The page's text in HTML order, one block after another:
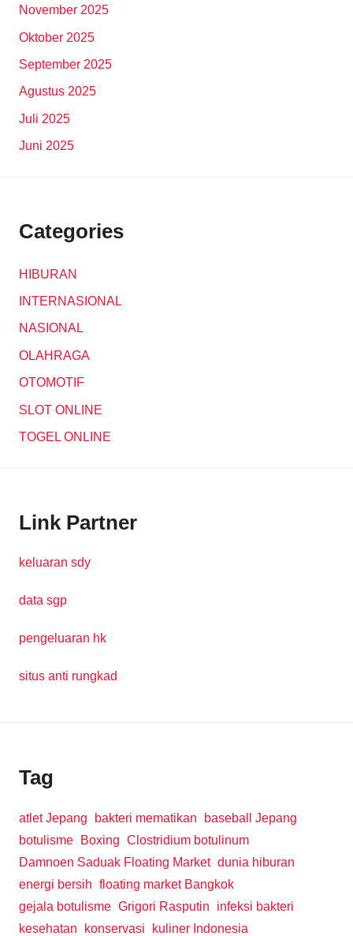
November 2025
Oktober 2025
September 2025
Agustus 2025
Juli 2025
Juni 2025
Categories
HIBURAN
INTERNASIONAL
NASIONAL
OLAHRAGA
OTOMOTIF
SLOT ONLINE
TOGEL ONLINE
Link Partner
keluaran sdy
data sgp
pengeluaran hk
situs anti rungkad
Tag
atlet Jepang bakteri mematikan
baseball Jepang
botulisme
Boxing Clostridium botulinum
Damnoen Saduak Floating Market dunia hiburan
energi bersih floating market Bangkok
gejala botulisme Grigori Rasputin
infeksi bakteri
kesehatan
konservasi
kuliner Indonesia